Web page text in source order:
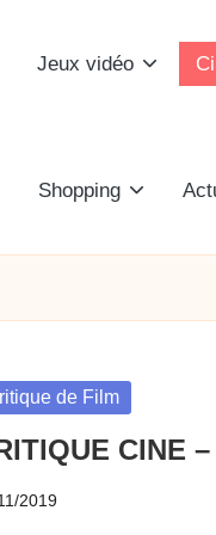
Jeux vidéo
Shopping
de Film
CINE
2019